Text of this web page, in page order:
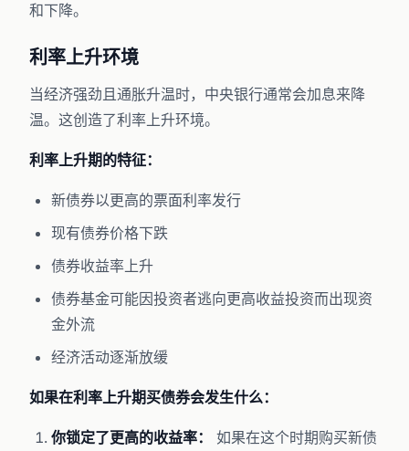
和下降。
利率上升环境
当经济强劲且通胀升温时，中央银行通常会加息来降
温。这创造了利率上升环境。
利率上升期的特征：
新债券以更高的票面利率发行
现有债券价格下跌
债券收益率上升
债券基金可能因投资者逃向更高收益投资而出现资
金外流
经济活动逐渐放缓
如果在利率上升期买债券会发生什么：
你锁定了更高的收益率：
如果在这个时期购买新债